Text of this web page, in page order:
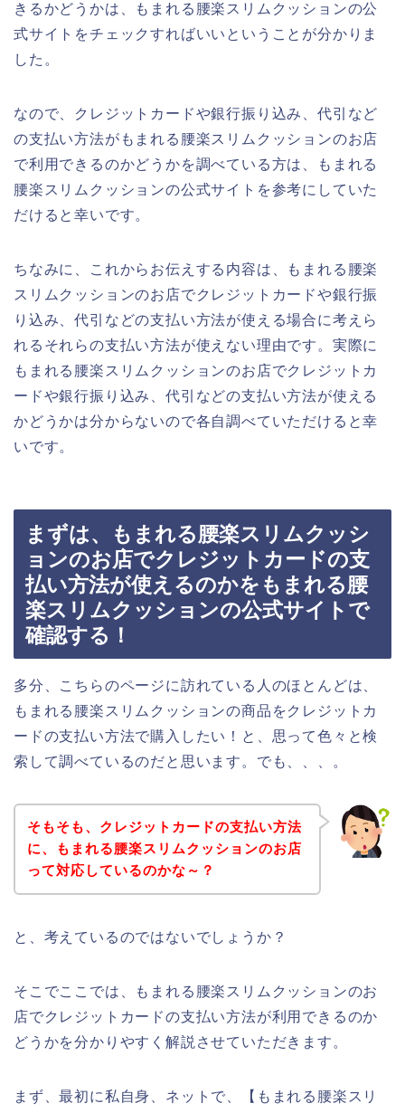
きるかどうかは、もまれる腰楽スリムクッションの公
式サイトをチェックすればいいということが分かりま
した。
なので、クレジットカードや銀行振り込み、代引など
の支払い方法がもまれる腰楽スリムクッションのお店
で利用できるのかどうかを調べている方は、もまれる
腰楽スリムクッションの公式サイトを参考にしていた
だけると幸いです。
ちなみに、これからお伝えする内容は、もまれる腰楽
スリムクッションのお店でクレジットカードや銀行振
り込み、代引などの支払い方法が使える場合に考えら
れるそれらの支払い方法が使えない理由です。実際に
もまれる腰楽スリムクッションのお店でクレジットカ
ードや銀行振り込み、代引などの支払い方法が使える
かどうかは分からないので各自調べていただけると幸
いです。
まずは、もまれる腰楽スリムクッシ
ョンのお店でクレジットカードの支
払い方法が使えるのかをもまれる腰
楽スリムクッションの公式サイトで
確認する！
多分、こちらのページに訪れている人のほとんどは、
もまれる腰楽スリムクッションの商品をクレジットカ
ードの支払い方法で購入したい！と、思って色々と検
索して調べているのだと思います。でも、、、。
そもそも、クレジットカードの支払い方法
に、もまれる腰楽スリムクッションのお店
って対応しているのかな～？
と、考えているのではないでしょうか？
そこでここでは、もまれる腰楽スリムクッションのお
店でクレジットカードの支払い方法が利用できるのか
どうかを分かりやすく解説させていただきます。
まず、最初に私自身、ネットで、【もまれる腰楽スリ